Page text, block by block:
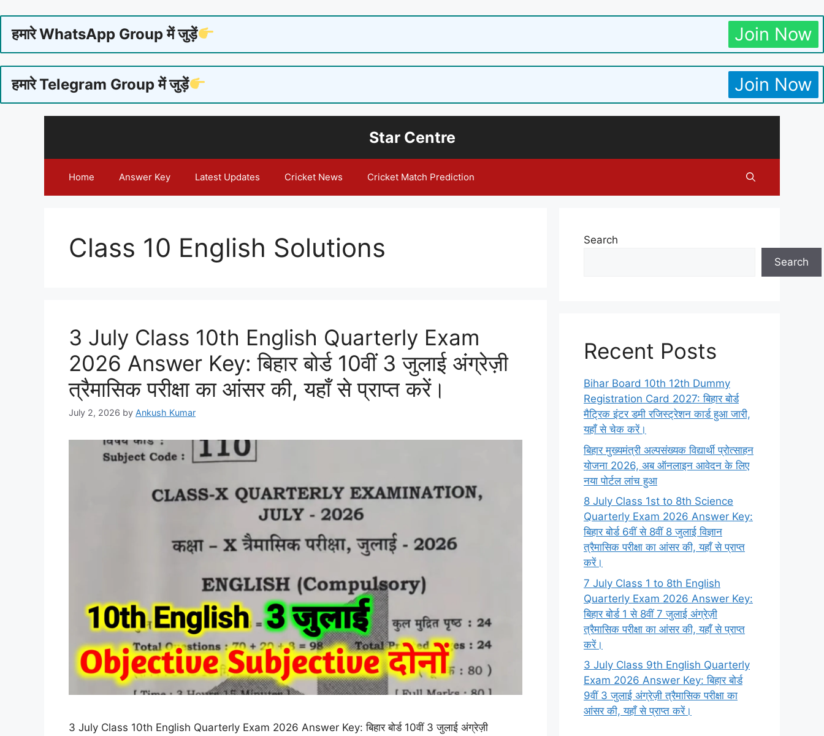
हमारे WhatsApp Group में जुड़ें Join Now
हमारे Telegram Group में जुड़ें Join Now
Star Centre
Home Answer Key Latest Updates Cricket News Cricket Match Prediction
Class 10 English Solutions
3 July Class 10th English Quarterly Exam
2026 Answer Key: बिहार बोर्ड 10वीं 3 जुलाई अंग्रेज़ी
त्रैमासिक परीक्षा का आंसर की, यहाँ से प्राप्त करें।
July 2, 2026 by Ankush Kumar
3 July Class 10th English Quarterly Exam 2026 Answer Key: बिहार बोर्ड 10वीं 3 जुलाई अंग्रेज़ी
Search
Search
Recent Posts
Bihar Board 10th 12th Dummy
Registration Card 2027: बिहार बोर्ड
मैट्रिक इंटर डमी रजिस्ट्रेशन कार्ड हुआ जारी,
यहाँ से चेक करें।
बिहार मुख्यमंत्री अल्पसंख्यक विद्यार्थी प्रोत्साहन
योजना 2026, अब ऑनलाइन आवेदन के लिए
नया पोर्टल लांच हुआ
8 July Class 1st to 8th Science
Quarterly Exam 2026 Answer Key:
बिहार बोर्ड 6वीं से 8वीं 8 जुलाई विज्ञान
त्रैमासिक परीक्षा का आंसर की, यहाँ से प्राप्त
करें।
7 July Class 1 to 8th English
Quarterly Exam 2026 Answer Key:
बिहार बोर्ड 1 से 8वीं 7 जुलाई अंग्रेज़ी
त्रैमासिक परीक्षा का आंसर की, यहाँ से प्राप्त
करें।
3 July Class 9th English Quarterly
Exam 2026 Answer Key: बिहार बोर्ड
9वीं 3 जुलाई अंग्रेज़ी त्रैमासिक परीक्षा का
आंसर की, यहाँ से प्राप्त करें।